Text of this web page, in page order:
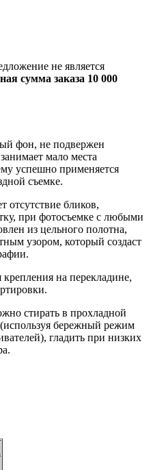
не является
сумма заказа 10 000
фон, не подвержен
мало места
успешно применяется
съемке.
отсутствие бликов,
при фотосъемке с любыми
из цельного полотна,
узором, который создаст
на перекладине,
стирать в прохладной
бережный режим
гладить при низких